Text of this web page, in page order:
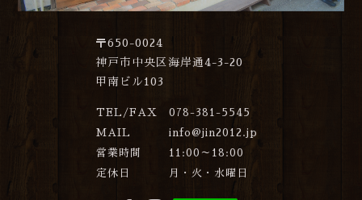
〒650-0024
神戸市中央区海岸通4-3-20
甲南ビル103
TEL/FAX
078-381-5545
MAIL
info@jin2012.jp
営業時間
11:00～18:00
定休日
月・火・水曜日